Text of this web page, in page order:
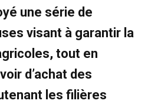
une série de
visant à garantir la
tout en
d’achat des
les filières